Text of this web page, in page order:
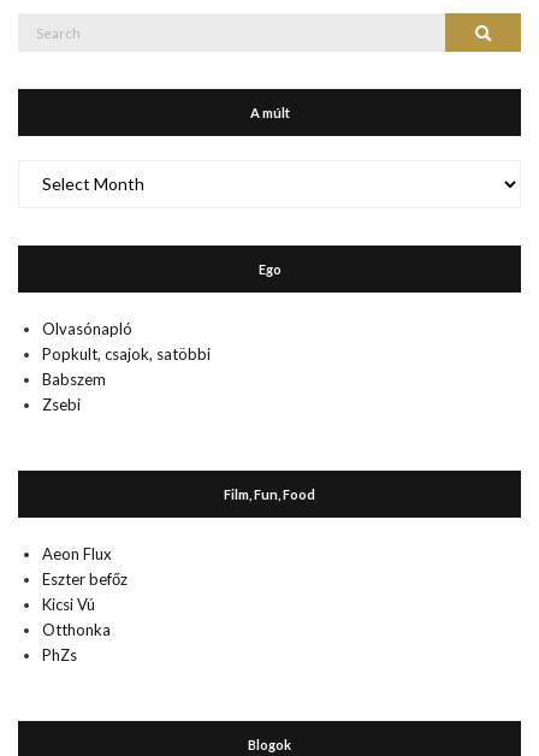
Search
A múlt
múlt
Ego
Olvasónapló
Popkult, csajok, satöbbi
Babszem
Zsebi
Film, Fun, Food
Aeon Flux
Eszter befőz
Kicsi Vú
Otthonka
PhZs
Blogok